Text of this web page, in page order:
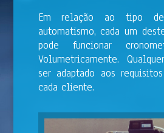
Em relação ao tipo
automatismo, cada um
pode funcionar
Volumetricamente.
ser adaptado aos
cada cliente.